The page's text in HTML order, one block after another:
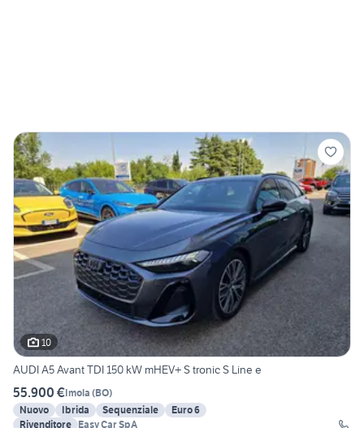
10
AUDI A5 Avant TDI 150 kW mHEV+ S tronic S Line e
55.900 €Imola (BO)
Nuovo
Ibrida Sequenziale
Euro 6
Rivenditore Easy Car SpA